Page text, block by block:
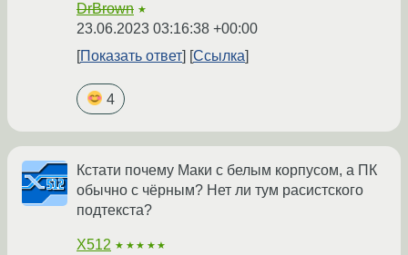
DrBrown ★
23.06.2023 03:16:38 +00:00
Показать ответ
Ссылка
4
Кстати почему Маки с белым корпусом, а ПК
обычно с чёрным? Нет ли тум расистского
подтекста?
X512 ★★★★★